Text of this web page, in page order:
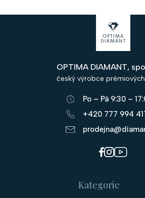
OPTIMA DIAMANT,
český výrobce
Po – Pá 9:30 –
+420 777 994
Kategorie